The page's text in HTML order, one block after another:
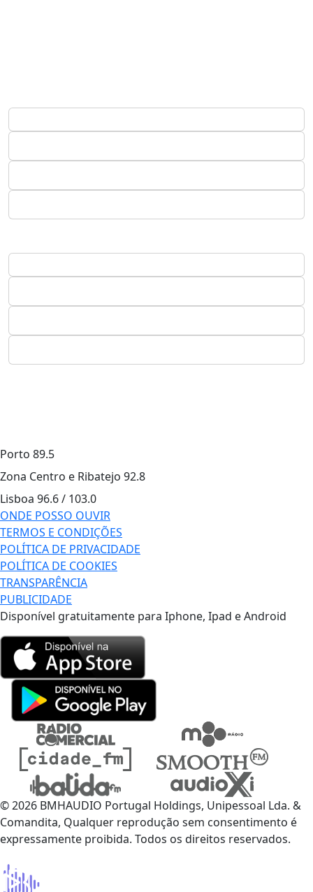
Porto 89.5
Zona Centro e Ribatejo 92.8
Lisboa 96.6 / 103.0
ONDE POSSO OUVIR
TERMOS E CONDIÇÕES
POLÍTICA DE PRIVACIDADE
POLÍTICA DE COOKIES
TRANSPARÊNCIA
PUBLICIDADE
Disponível gratuitamente para Iphone, Ipad e Android
© 2026 BMHAUDIO Portugal Holdings, Unipessoal Lda. &
Comandita, Qualquer reprodução sem consentimento é
expressamente proibida. Todos os direitos reservados.